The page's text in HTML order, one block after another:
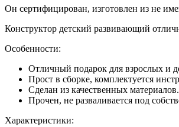
Он сертифицирован, изготовлен из не
Конструктор детский развивающий
Особенности:
Отличный подарок для взрослых и
Прост в сборке, комплектуется
Сделан из качественных материалов.
Прочен, не разваливается под
Характеристики: